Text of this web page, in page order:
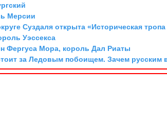
Мерсии
Суздаля открыта «Историческая
Уэссекса
Фергуса Мора, король Дал Риаты
за Ледовым побоищем. Зачем